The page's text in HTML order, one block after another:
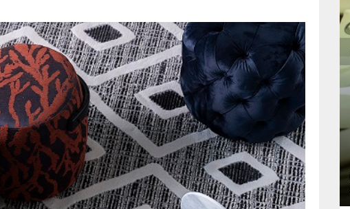
“Engellilik Bir Eksiklik Değil,
Adalet Meselesidir”